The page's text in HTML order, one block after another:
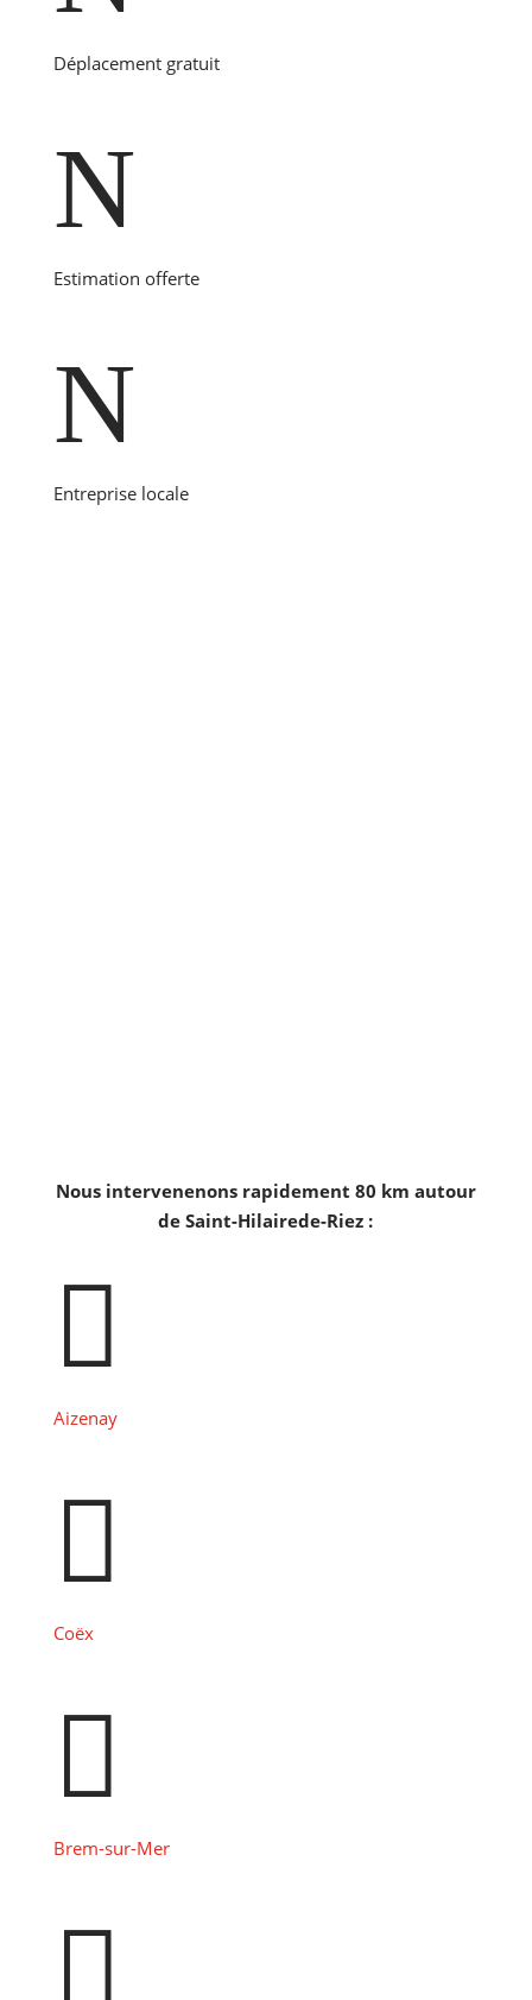
Déplacement gratuit
N
Estimation offerte
N
Entreprise locale
Nous intervenenons rapidement 80 km autour
de Saint-Hilairede-Riez :

Aizenay

Coëx

Brem-sur-Mer
